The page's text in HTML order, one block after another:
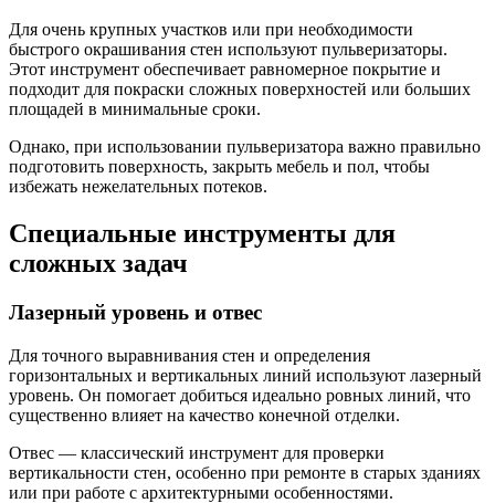
Для очень крупных участков или при необходимости
быстрого окрашивания стен используют пульверизаторы.
Этот инструмент обеспечивает равномерное покрытие и
подходит для покраски сложных поверхностей или больших
площадей в минимальные сроки.
Однако, при использовании пульверизатора важно правильно
подготовить поверхность, закрыть мебель и пол, чтобы
избежать нежелательных потеков.
Специальные инструменты для
сложных задач
Лазерный уровень и отвес
Для точного выравнивания стен и определения
горизонтальных и вертикальных линий используют лазерный
уровень. Он помогает добиться идеально ровных линий, что
существенно влияет на качество конечной отделки.
Отвес — классический инструмент для проверки
вертикальности стен, особенно при ремонте в старых зданиях
или при работе с архитектурными особенностями.